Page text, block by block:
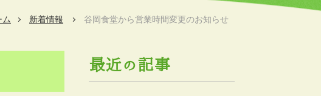
ム 新着情報 谷岡食堂から営業時間変更のお知らせ
最近の記事